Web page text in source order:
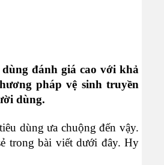
đánh giá cao với khả
pháp vệ sinh truyền
dùng.
dùng ưa chuộng đến vậy.
trong bài viết dưới đây. Hy